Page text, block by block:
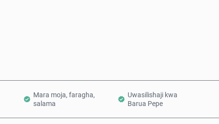
Mara moja, faragha,
salama
Uwasilishaji kwa
Barua Pepe